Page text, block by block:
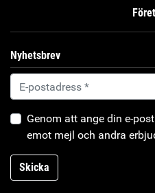
Nyhetsbrev
Genom att ange din e-
emot mejl och andra
Skicka